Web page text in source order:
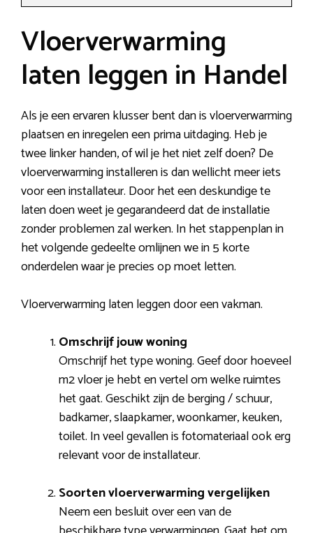
Vloerverwarming
laten leggen in Handel
Als je een ervaren klusser bent dan is vloerverwarming
plaatsen en inregelen een prima uitdaging. Heb je
twee linker handen, of wil je het niet zelf doen? De
vloerverwarming installeren is dan wellicht meer iets
voor een installateur. Door het een deskundige te
laten doen weet je gegarandeerd dat de installatie
zonder problemen zal werken. In het stappenplan in
het volgende gedeelte omlijnen we in 5 korte
onderdelen waar je precies op moet letten.
Vloerverwarming laten leggen door een vakman.
Omschrijf jouw woning
Omschrijf het type woning. Geef door hoeveel
m2 vloer je hebt en vertel om welke ruimtes
het gaat. Geschikt zijn de berging / schuur,
badkamer, slaapkamer, woonkamer, keuken,
toilet. In veel gevallen is fotomateriaal ook erg
relevant voor de installateur.
Soorten vloerverwarming vergelijken
Neem een besluit over een van de